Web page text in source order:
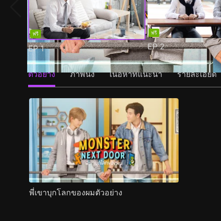
ฟรี
EP1
ฟรี
EP2
ตัวอย่าง ภาพนิ่ง เนื้อหาที่แนะนำ รายละเอียด
พี่เขาบุกโลกของผมตัวอย่าง